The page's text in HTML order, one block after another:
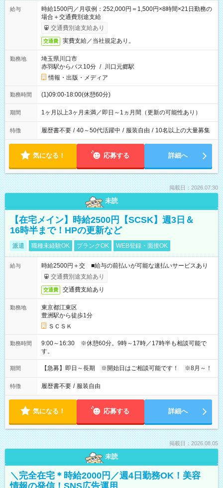
給与
時給1500円／月収例：252,000円＝1,500円×8時間×21日勤務の
場合＋交通費別途支給
交通費別途支給あり
交通費 実費支給／当社規定あり。
勤務地
埼玉県川口市
赤羽駅からバス10分 / 川口元郷駅
情報・出版・メディア
勤務時間 (1)09:00-18:00(休憩60分)
期間 1ヶ月以上3ヶ月未満／即日～1ヵ月間（更新の可能性あり）
特徴 履歴書不要 / 40～50代活躍中 / 服装自由 / 10名以上の大量募集
気になる！ 応募する 詳細へ
掲載日：2026.07.30
未読
【在宅メイン】時給2500円【SCSK】週3日＆
16時半まで！HPの更新など
派遣 職種未経験OK ブランクOK WEB登録・面接OK
給与
時給2500円＋交 ■給与の前払いが可能な速払いサービスあり
交通費別途支給あり
交通費 交通費支給あり
勤務地
東京都江東区
豊洲駅から徒歩1分
ＳＣＳＫ
勤務時間
9:00～16:30 ※休憩60分。9時～17時／17時半も相談可能で
す。
期間 【急募】即日～長期 ※開始日はご相談可能です！ ※8月～！
特徴 履歴書不要 / 服装自由
気になる！ 応募する 詳細へ
掲載日：2026.08.05
未読
＼完全在宅＊時給2000円／週4日勤務OK！美容
情報の発信！SNS広告運用